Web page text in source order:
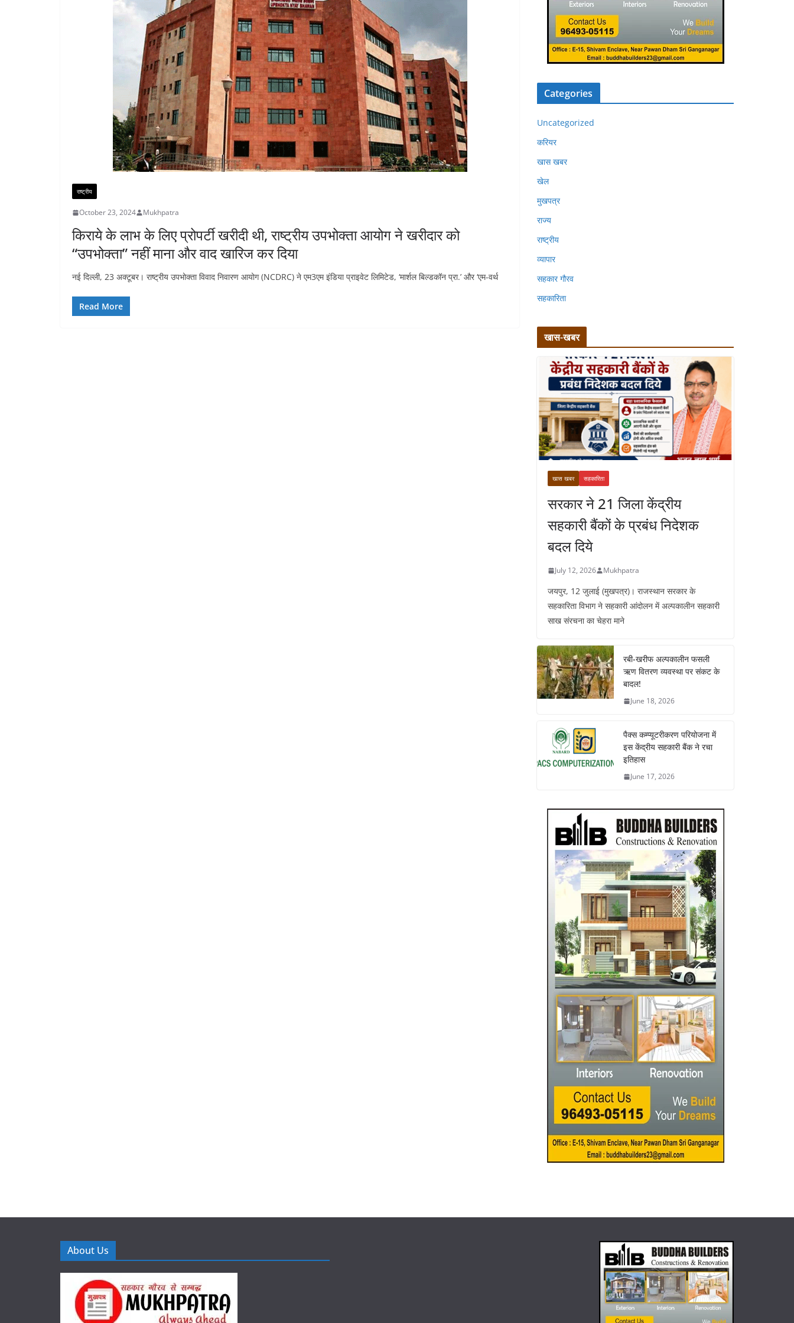
राष्ट्रीय
October 23, 2024 Mukhpatra
किराये के लाभ के लिए प्रोपर्टी खरीदी थी, राष्ट्रीय उपभोक्ता आयोग ने खरीदार को
“उपभोक्ता” नहीं माना और वाद खारिज कर दिया
नई दिल्ली, 23 अक्टूबर। राष्ट्रीय उपभोक्ता विवाद निवारण आयोग (NCDRC) ने एम3एम इंडिया प्राइवेट लिमिटेड, ‘मार्शल बिल्डकॉन प्रा.’ और ‘एम-वर्थ
Read More
Categories
Uncategorized
करियर
खास खबर
खेल
मुखपत्र
राज्य
राष्ट्रीय
व्यापार
सहकार गौरव
सहकारिता
खास-खबर
खास खबर सहकारिता
सरकार ने 21 जिला केंद्रीय
सहकारी बैंकों के प्रबंध निदेशक
बदल दिये
July 12, 2026 Mukhpatra
जयपुर, 12 जुलाई (मुखपत्र)। राजस्थान सरकार के
सहकारिता विभाग ने सहकारी आंदोलन में अल्पकालीन सहकारी
साख संरचना का चेहरा माने
रबी-खरीफ अल्पकालीन फसली
ऋण वितरण व्यवस्था पर संकट के
बादल!
June 18, 2026
पैक्स कम्प्यूटरीकरण परियोजना में
इस केंद्रीय सहकारी बैंक ने रचा
इतिहास
June 17, 2026
About Us